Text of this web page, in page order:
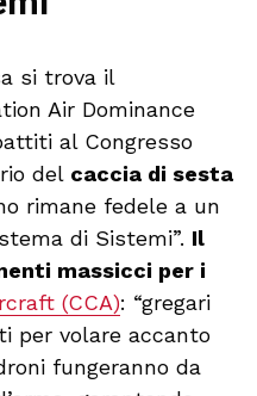
si trova il
Air Dominance
al Congresso
del caccia di sesta
rimane fedele a un
di Sistemi”. Il
massicci per i
(CCA): “gregari
per volare accanto
fungeranno da